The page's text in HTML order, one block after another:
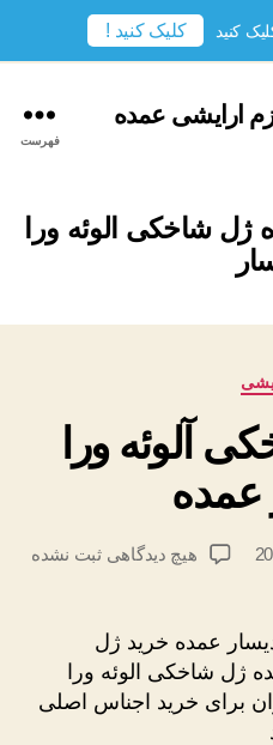
ارایشی عمده
فهرست
شاخکی الوئه ورا
دسته‌ها
آلوئه ورا
عمده
هیچ دیدگاهیبرای
آلوئه
ورا
دیسار
ثبت نشده
عمده خرید ژل
ژل شاخکی الوئه ورا
برای خرید اجناس اصلی
کنید کلیک کنید !